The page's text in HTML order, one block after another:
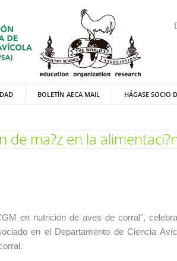
BOLETÍN AECA MAIL HÁGASE SOCIO
de ma?z en la
en nutrición de aves de corral",
en el Departamento de Ciencia